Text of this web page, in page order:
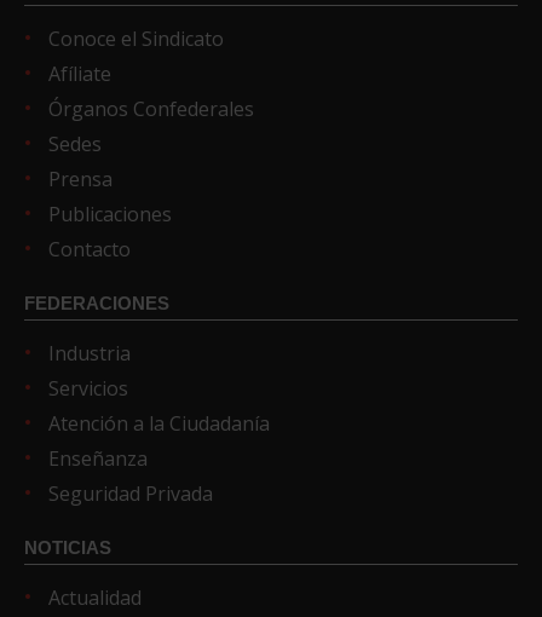
Conoce el Sindicato
Afíliate
Órganos Confederales
Sedes
Prensa
Publicaciones
Contacto
FEDERACIONES
Industria
Servicios
Atención a la Ciudadanía
Enseñanza
Seguridad Privada
NOTICIAS
Actualidad